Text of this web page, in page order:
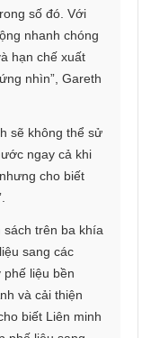
số đó. Với
nhanh chóng
hạn chế xuất
nhìn”, Gareth
sẽ không thể sử
ngay cả khi
cho biết
sách trên ba khía
sang các
liệu bền
và cải thiện
biết Liên minh